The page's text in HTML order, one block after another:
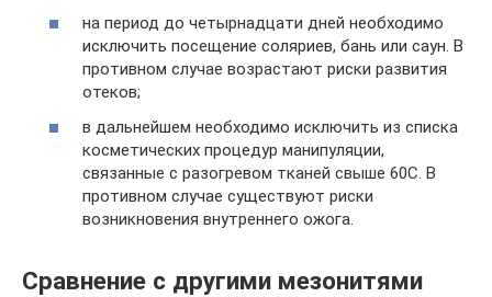
на период до четырнадцати дней необходимо
исключить посещение соляриев, бань или саун. В
противном случае возрастают риски развития
отеков;
в дальнейшем необходимо исключить из списка
косметических процедур манипуляции,
связанные с разогревом тканей свыше 60С. В
противном случае существуют риски
возникновения внутреннего ожога.
Сравнение с другими мезонитями